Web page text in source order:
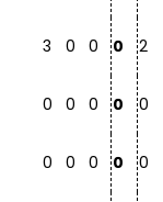
3 0 0 0 2
0 0 0 0 0
0 0 0 0 0